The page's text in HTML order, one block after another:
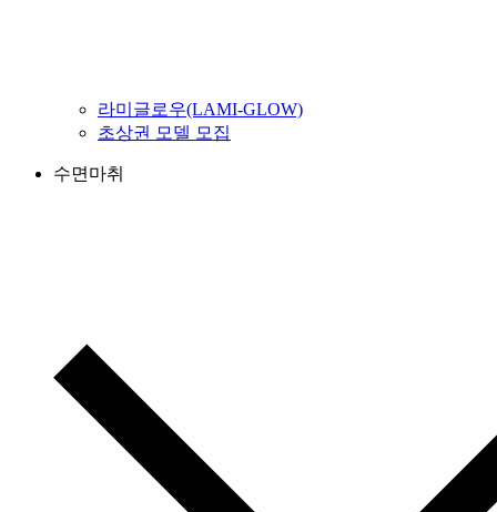
라미글로우(LAMI-GLOW)
초상권 모델 모집
수면마취